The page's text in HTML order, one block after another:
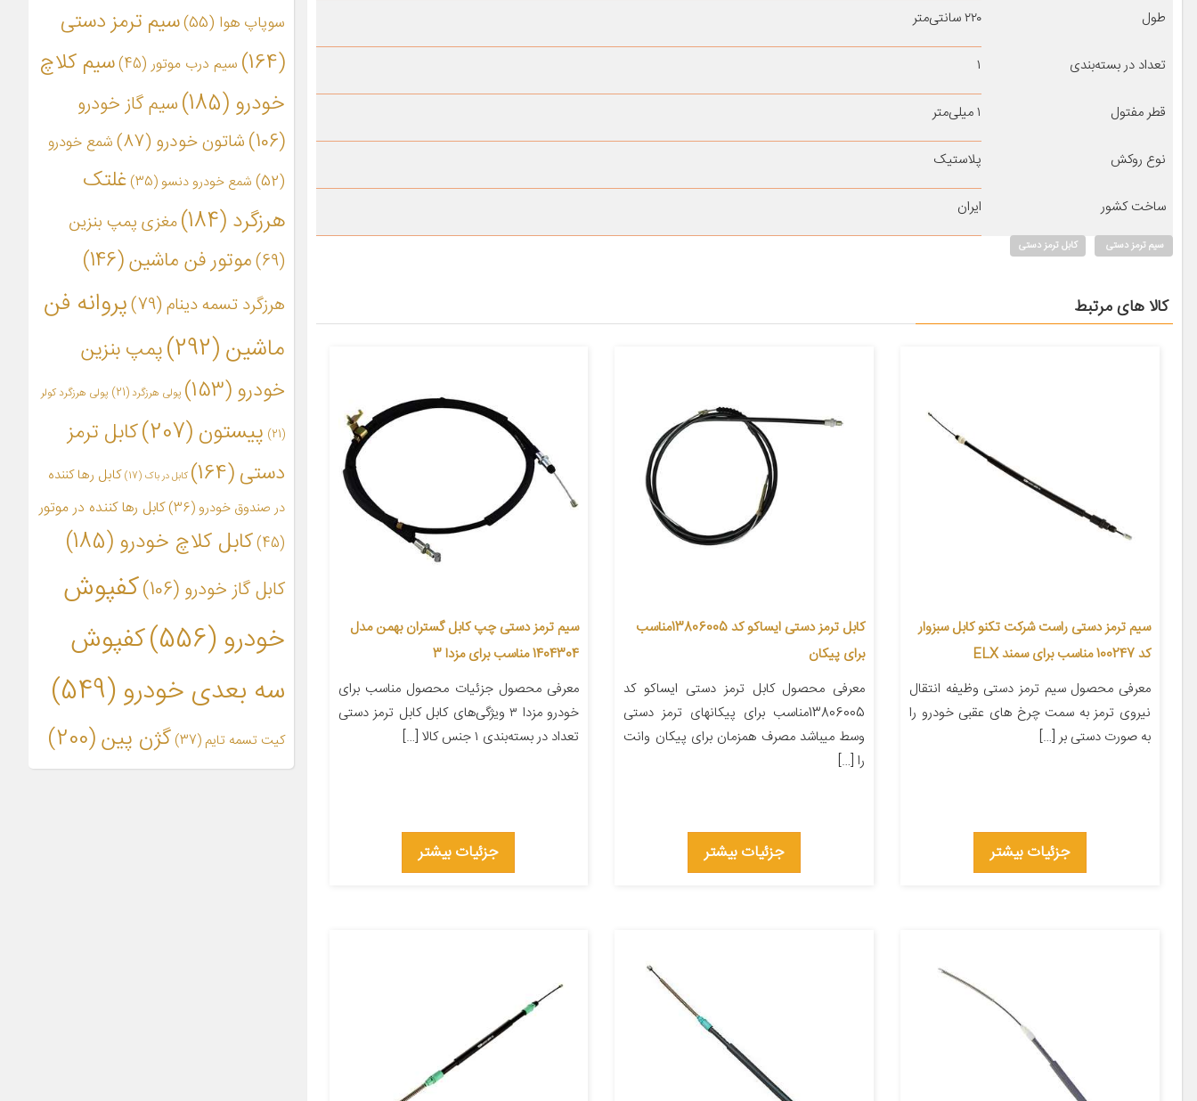
طول ۲۲۰ سانتی‌متر
تعداد در بسته‌بندی ۱
قطر مفتول ۱ میلی‌متر
نوع روکش پلاستیک
ساخت کشور ایران
سیم ترمز دستی کابل ترمز دستی
کالا های مرتبط
سیم ترمز دستی راست شرکت تکنو کابل سبزوار
کد 100247 مناسب برای سمند ELX
معرفی محصول سیم ترمز دستی وظیفه انتقال
نیروی ترمز به سمت چرخ های عقبی خودرو را
به صورت دستی بر […]
جزئیات بیشتر
کابل ترمز دستی ایساکو کد 13806005مناسب
برای پیکان
معرفی محصول کابل ترمز دستی ایساکو کد
13806005مناسب برای پیکانهای ترمز دستی
وسط میباشد مصرف همزمان برای پیکان وانت
را […]
جزئیات بیشتر
سیم ترمز دستی چپ کابل گستران بهمن مدل
1404304 مناسب برای مزدا 3
معرفی محصول جزئیات محصول مناسب برای
خودرو مزدا ۳ ویژگی‌های کابل کابل ترمز دستی
تعداد در بسته‌بندی ۱ جنس کالا […]
جزئیات بیشتر
سوپاپ هوا (55)
سیم ترمز دستی
(164)
سیم درب موتور(45)
سیم کلاچ
خودرو (185)
سیم گاز خودرو
(106)
شاتون خودرو (87)
شمع خودرو
(52)
شمع خودرو دنسو (35)
غلتک
هرزگرد (184)
مغزی پمپ بنزین
(69)
موتور فن ماشین(146)
هرزگرد تسمه دینام(79)
پروانه فن
ماشین(292)
پمپ بنزین
خودرو(153) پولی هرزگرد(21) پولی هرزگرد کولر
(21) پیستون (207)
کابل ترمز
دستی(164) کابل در باک (17)
کابل رها کننده
در صندوق خودرو (36)
کابل رها کننده در موتور
(45)
کابل کلاچ خودرو (185)
کابل گاز خودرو (106)
کفپوش
خودرو(556)
کفپوش
سه بعدی خودرو(549)
کیت تسمه تایم (37) گژن پین(200)